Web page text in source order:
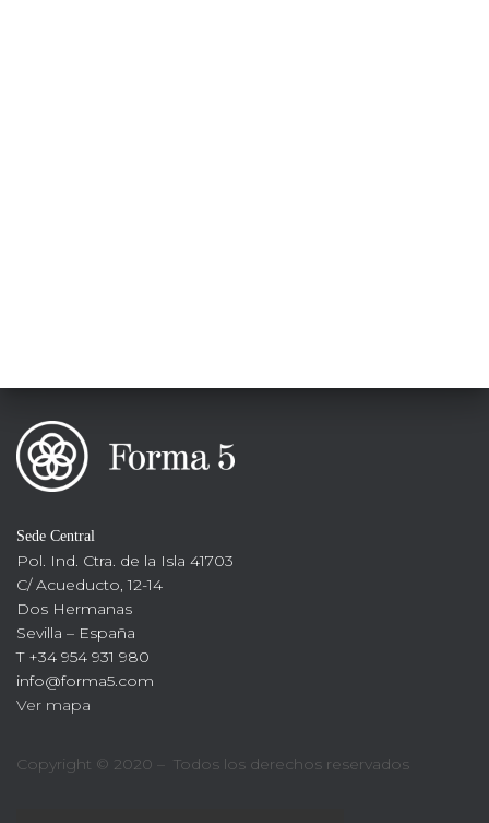
Sede Central
Pol. Ind. Ctra. de la Isla 41703
C/ Acueducto, 12-14
Dos Hermanas
Sevilla – España
T +34 954 931 980
info@forma5.com
Ver mapa
Copyright © 2020 – Todos los derechos reservados